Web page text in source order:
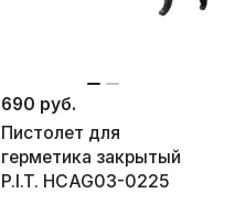
690 руб.
Пистолет для
герметика закрытый
P.I.T. HCAG03-0225